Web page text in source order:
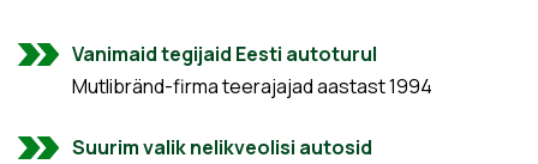
Vanimaid tegijaid Eesti autoturul
Mutlibränd-firma teerajajad aastast 1994
Suurim valik nelikveolisi autosid